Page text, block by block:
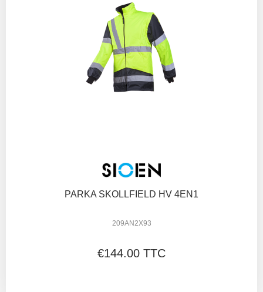
PARKA SKOLLFIELD HV 4EN1
209AN2X93
€144.00 TTC